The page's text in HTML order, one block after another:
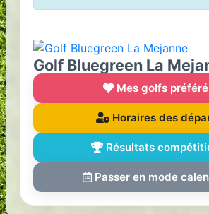
Golf Bluegreen La
Mes golfs
Horaires des
Résultats
Passer en mode